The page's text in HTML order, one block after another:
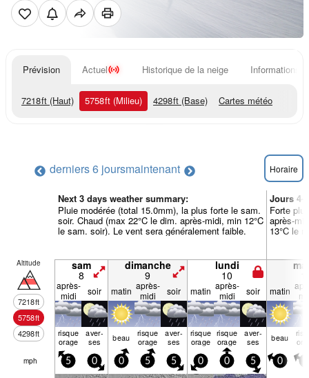
Prévision Actuel Historique de la neige Informations
7218ft (Haut) 5758ft (Milieu) 4298ft (Base) Cartes météo
derniers 6 joursmaintenant Horaire
Next 3 days weather summary:
Pluie modérée (total 15.0mm), la plus forte le sam.
soir. Chaud (max 22°C le dim. après-midi, min 12°C
le sam. soir). Le vent sera généralement faible.
Jours 4-
Forte
après-
13°C le
Altitude
7218ft
5758ft
4298ft
sam
8
dimanche
9
lundi
10
après-
midi
soir matin après-
midi
soir matin après-
midi
soir matin
risque
orage
aver­
ses beau risque
orage
aver­
ses
risque
orage
risque
orage
aver­
ses beau
mph 5 0 0 5 5 0 0 5 0